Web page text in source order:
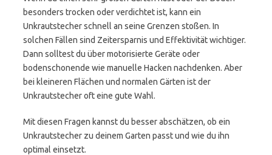
besonders trocken oder verdichtet ist, kann ein
Unkrautstecher schnell an seine Grenzen stoßen. In
solchen Fällen sind Zeitersparnis und Effektivität wichtiger.
Dann solltest du über motorisierte Geräte oder
bodenschonende wie manuelle Hacken nachdenken. Aber
bei kleineren Flächen und normalen Gärten ist der
Unkrautstecher oft eine gute Wahl.
Mit diesen Fragen kannst du besser abschätzen, ob ein
Unkrautstecher zu deinem Garten passt und wie du ihn
optimal einsetzt.